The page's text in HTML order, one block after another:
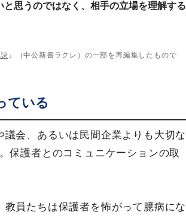
思うのではなく、相手の立場を理解する
』（中公新書ラクレ）の一部を再編集したもので
ている
会、あるいは民間企業よりも大切な
保護者とのコミュニケーションの取
員たちは保護者を怖がって臆病にな